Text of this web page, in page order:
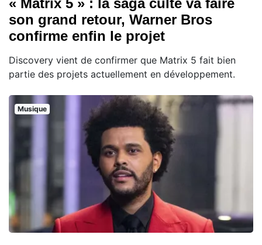
« Matrix 5 » : la saga culte va faire
son grand retour, Warner Bros
confirme enfin le projet
Discovery vient de confirmer que Matrix 5 fait bien
partie des projets actuellement en développement.
Musique